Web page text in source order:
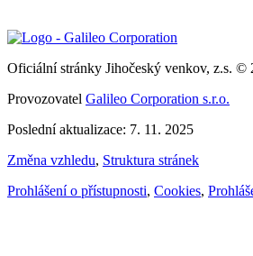
Oficiální stránky Jihočeský venkov, z.s. ©
Provozovatel Galileo Corporation s.r.o.
Poslední aktualizace: 7. 11. 2025
Změna vzhledu, Struktura stránek
Prohlášení o přístupnosti, Cookies,